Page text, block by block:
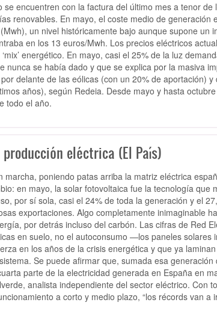
encuentren con la factura del último mes a tenor de
renovables. En mayo, el coste medio de generación
un nivel históricamente bajo aunque supone un
en los 13 euros/Mwh. Los precios eléctricos
energético. En mayo, casi el 25% de la luz
nunca se había dado y que se explica por la masiva
delante de las eólicas (con un 20% de aportación) y
años), según Redeia. Desde mayo y hasta
todo el año.
eléctrica (El País)
poniendo patas arriba la matriz eléctrica
en mayo, la solar fotovoltaica fue la tecnología que
por sí sola, casi el 24% de toda la generación y el
exportaciones. Algo completamente inimaginable
por detrás incluso del carbón. Las cifras de Red
en suelo, no el autoconsumo —los paneles solares
en los años de la crisis energética y que ya
Se puede afirmar que, sumada esa generación
parte de la electricidad generada en España en
analista independiente del sector eléctrico. Con
a corto y medio plazo, “los récords van a